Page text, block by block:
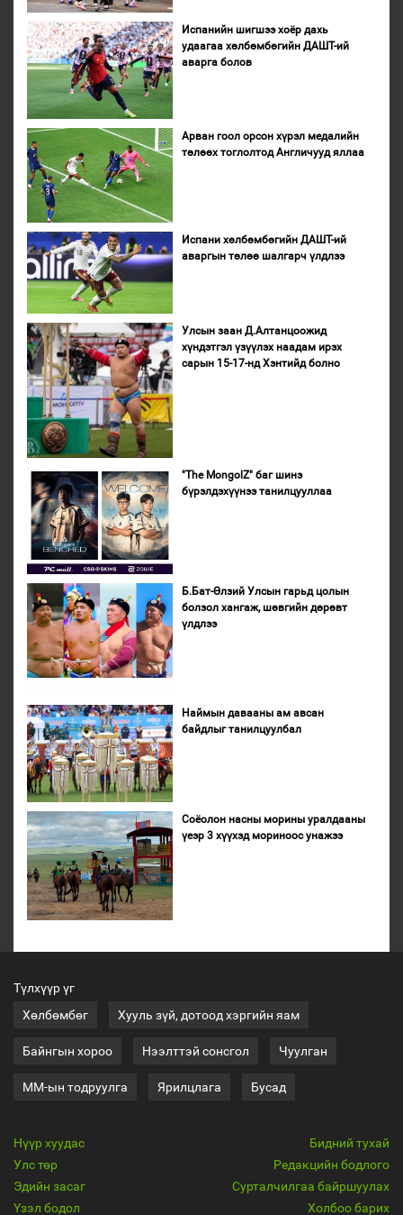
Испанийн шигшээ хоёр дахь
удаагаа хөлбөмбөгийн ДАШТ-ий
аварга болов
Арван гоол орсон хүрэл медалийн
төлөөх тоглолтод Англичууд яллаа
Испани хөлбөмбөгийн ДАШТ-ий
аваргын төлөө шалгарч үлдлээ
Улсын заан Д.Алтанцоожид
хүндэтгэл үзүүлэх наадам ирэх
сарын 15-17-нд Хэнтийд болно
"The MongolZ" баг шинэ
бүрэлдэхүүнээ танилцууллаа
Б.Бат-Өлзий Улсын гарьд цолын
болзол хангаж, шөвгийн дөрөвт
үлдлээ
Наймын давааны ам авсан
байдлыг танилцуулбал
Соёолон насны морины уралдааны
үеэр 3 хүүхэд мориноос унажээ
Түлхүүр үг
Хөлбөмбөг
Хууль зүй, дотоод хэргийн яам
Байнгын хороо Нээлттэй сонсгол Чуулган
ММ-ын тодруулга Ярилцлага Бусад
Нүүр хуудас
Улс төр
Эдийн засаг
Үзэл бодол
Бидний тухай
Редакцийн бодлого
Сурталчилгаа байршуулах
Холбоо барих